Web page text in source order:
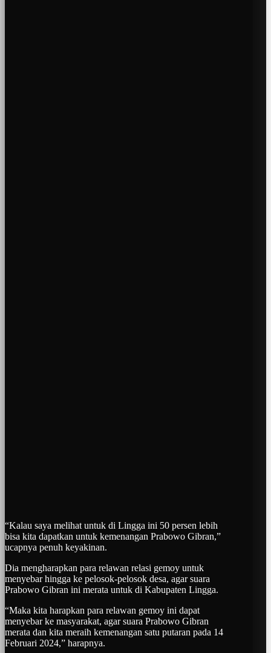
“Kalau saya melihat untuk di Lingga ini 50 persen lebih
bisa kita dapatkan untuk kemenangan Prabowo Gibran,”
ucapnya penuh keyakinan.
Dia mengharapkan para relawan relasi gemoy untuk
menyebar hingga ke pelosok-pelosok desa, agar suara
Prabowo Gibran ini merata untuk di Kabupaten Lingga.
“Maka kita harapkan para relawan gemoy ini dapat
menyebar ke masyarakat, agar suara Prabowo Gibran
merata dan kita meraih kemenangan satu putaran pada 14
Februari 2024,” harapnya.